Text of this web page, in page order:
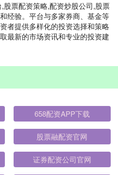
票配资策略,配资炒股公司,股票
经验。平台与多家券商、基金等
者提供多样化的投资选择和策略
最新的市场资讯和专业的投资建
658配资APP下载
股票融配资官网
证券配资公司官网